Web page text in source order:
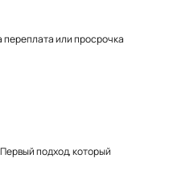
переплата или просрочка
подход, который